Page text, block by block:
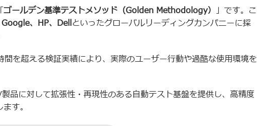
ゴールデン基準テストメソッド（Golden Methodology） 」です。こ
Google、 HP、 Dellといったグローバルリーディングカンパニーに採
を超える検証実績により、実際のユーザー行動や過酷な使用環境を
品に対して拡張性・再現性のある自動テスト基盤を提供し、高精度
す。